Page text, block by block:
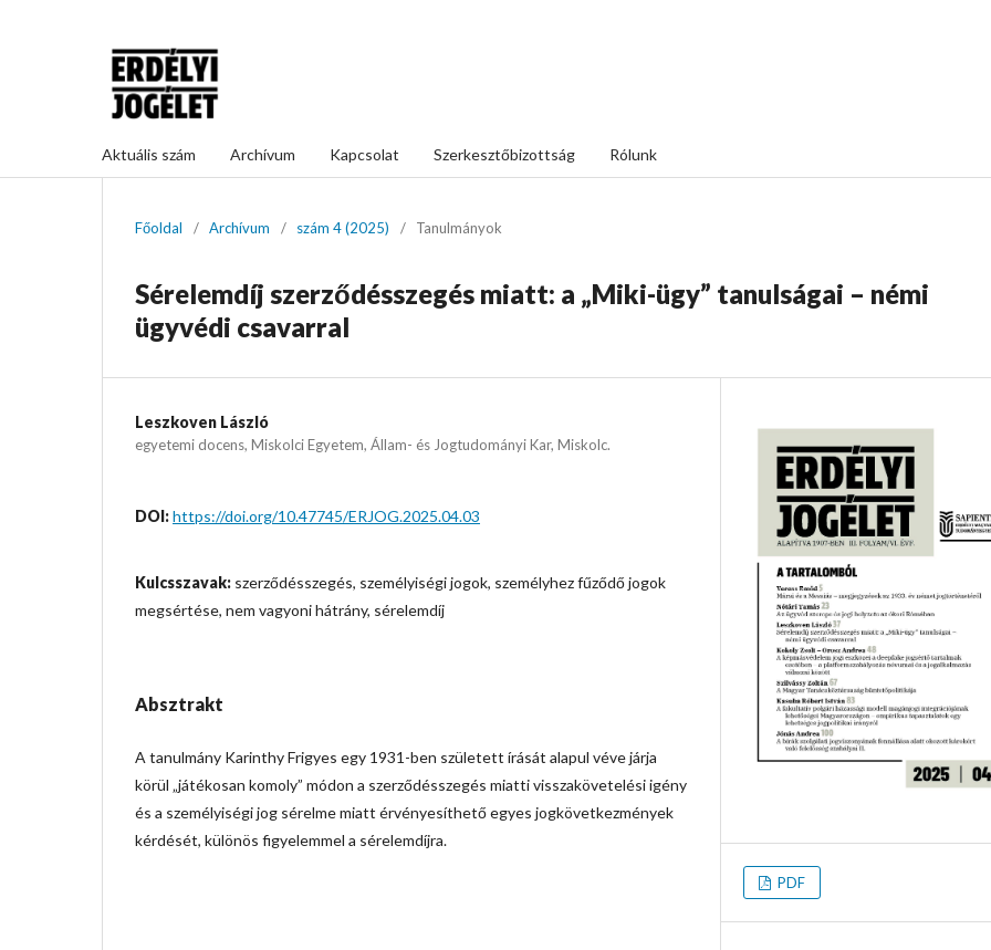
Aktuális szám Archívum Kapcsolat Szerkesztőbizottság Rólunk
Főoldal / Archívum / szám 4 (2025) / Tanulmányok
Sérelemdíj szerződésszegés miatt: a „Miki-ügy” tanulságai – némi
ügyvédi csavarral
Leszkoven László
egyetemi docens, Miskolci Egyetem, Állam- és Jogtudományi Kar, Miskolc.
DOI:https://doi.org/10.47745/ERJOG.2025.04.03
Kulcsszavak: szerződésszegés, személyiségi jogok, személyhez fűződő jogok
megsértése, nem vagyoni hátrány, sérelemdíj
Absztrakt
A tanulmány Karinthy Frigyes egy 1931-ben született írását alapul véve járja
körül „játékosan komoly” módon a szerződésszegés miatti visszakövetelési igény
és a személyiségi jog sérelme miatt érvényesíthető egyes jogkövetkezmények
kérdését, különös figyelemmel a sérelemdíjra.
PDF